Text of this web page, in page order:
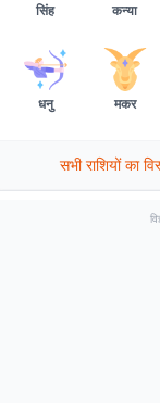
सिंह कन्या
धनु मकर
सभी राशियों का